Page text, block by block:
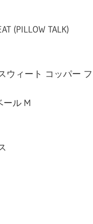
(PILLOW TALK)
ウィート コッパー
ール M